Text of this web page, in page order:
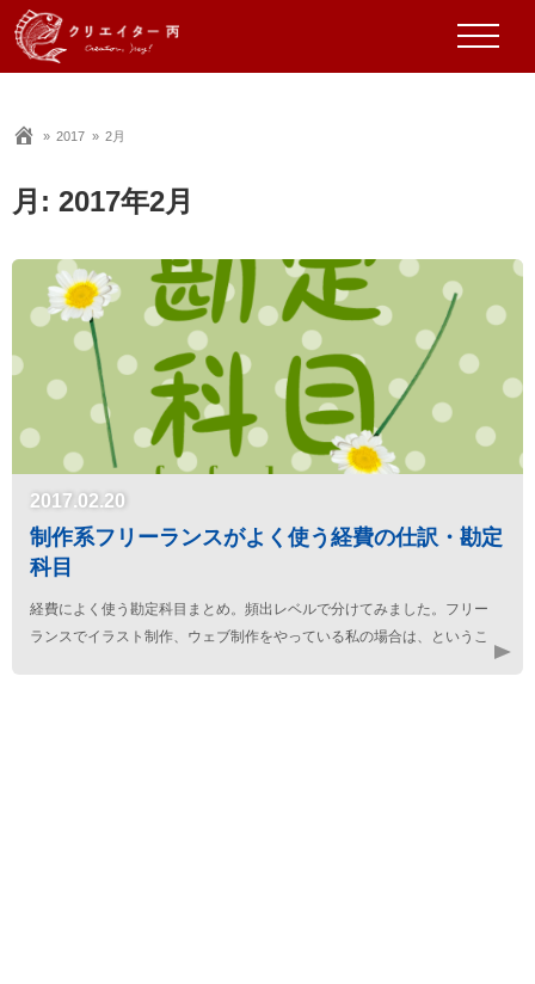
2017 2月
月: 2017年2月
2017.02.20
制作系フリーランスがよく使う経費の仕訳・勘定
科目
経費によく使う勘定科目まとめ。頻出レベルで分けてみました。フリー
ランスでイラスト制作、ウェブ制作をやっている私の場合は、というこ